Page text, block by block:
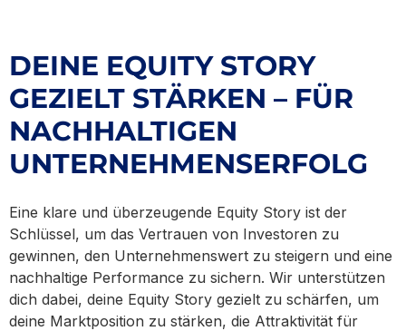
DEINE EQUITY STORY
GEZIELT STÄRKEN – FÜR
NACHHALTIGEN
UNTERNEHMENSERFOLG
Eine klare und überzeugende Equity Story ist der
Schlüssel, um das Vertrauen von Investoren zu
gewinnen, den Unternehmenswert zu steigern und eine
nachhaltige Performance zu sichern. Wir unterstützen
dich dabei, deine Equity Story gezielt zu schärfen, um
deine Marktposition zu stärken, die Attraktivität für